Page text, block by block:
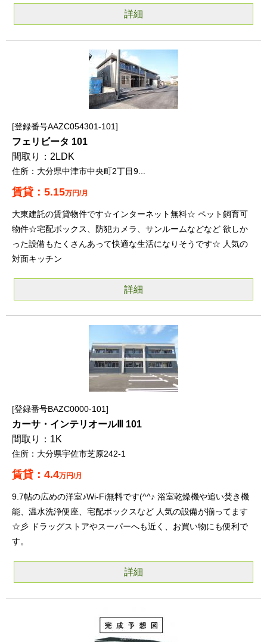
詳細
登録番号AAZC054301-101
フェリビータ 101
2LDK
大分県中津市中央町2丁目9...
5.15万円/月
大東建託の賃貸物件です☆インターネット無料☆ ペット飼育可
物件☆宅配ボックス、防犯カメラ、サンルームなどなど 欲しか
った設備もたくさんあって快適な生活になりそうです☆ 人気の
対面キッチン
詳細
登録番号BAZC0000-101
カーサ・インテリオールⅢ 101
1K
大分県宇佐市芝原242-1
4.4万円/月
9.7帖の広めの洋室♪Wi-Fi無料です(^^♪ 浴室乾燥機や追い焚き機
能、温水洗浄便座、宅配ボックスなど 人気の設備が揃ってます
☆彡 ドラッグストアやスーパーへも近く、お買い物にも便利で
す。
詳細